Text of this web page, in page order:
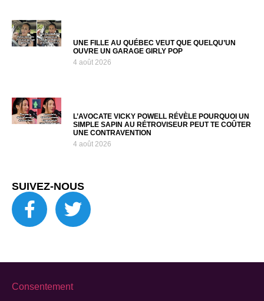
UNE FILLE AU QUÉBEC VEUT QUE QUELQU’UN
OUVRE UN GARAGE GIRLY POP
4 août 2026
L’AVOCATE VICKY POWELL RÉVÈLE POURQUOI UN
SIMPLE SAPIN AU RÉTROVISEUR PEUT TE COÛTER
UNE CONTRAVENTION
4 août 2026
SUIVEZ-NOUS
Consentement